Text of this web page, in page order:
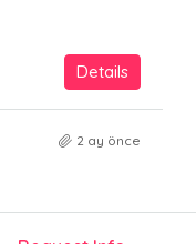
Details
2 ay önce